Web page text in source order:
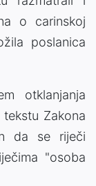
o carinskoj
poslanica
otklanjanja
Zakona
da se riječi
"osoba